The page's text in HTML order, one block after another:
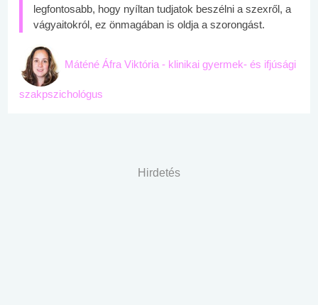
legfontosabb, hogy nyíltan tudjatok beszélni a szexről, a
vágyaitokról, ez önmagában is oldja a szorongást.
Máténé Áfra Viktória - klinikai gyermek- és ifjúsági
szakpszichológus
Hirdetés